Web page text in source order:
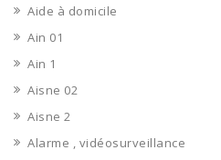
Aide à domicile
Ain 01
Ain 1
Aisne 02
Aisne 2
Alarme , vidéosurveillance